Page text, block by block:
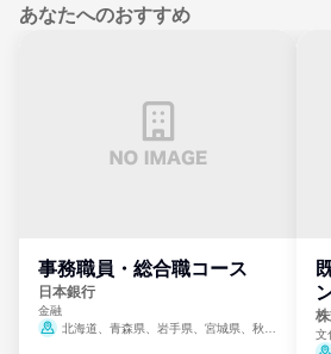
あなたへのおすすめ
事務職員・総合職コース
日本銀行
金融
北海道、青森県、岩手県、宮城県、秋田
文
ミ